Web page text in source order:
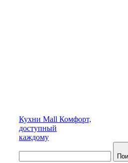
Кухни Mall Комфорт,
доступный
каждому